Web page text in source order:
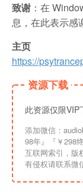
致谢 ：在
息，在此表示感
主页
https://
资源下载
此资源仅限VIP
添加微信：audioba 开通会员 | 『￥68 月』 『￥98季
98年』『￥298终生』| 链接失效请联系更换
互联网索引，版
有侵权请联系微